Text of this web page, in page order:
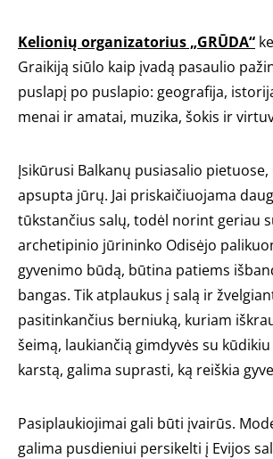
Kelionių organizatorius „GRŪDA“
Graikiją siūlo kaip įvadą pasaulio
puslapį po puslapio: geografija,
menai ir amatai, muzika, šokis ir
Įsikūrusi Balkanų pusiasalio pietuose,
apsupta jūrų. Jai priskaičiuojama
tūkstančius salų, todėl norint geriau
archetipinio jūrininko Odisėjo
gyvenimo būdą, būtina patiems
bangas. Tik atplaukus į salą ir
pasitinkančius berniuką, kuriam
šeimą, laukiančią gimdyvės su
karstą, galima suprasti, ką reiškia
Pasiplaukiojimai gali būti įvairūs.
galima pusdieniui persikelti į Evijos